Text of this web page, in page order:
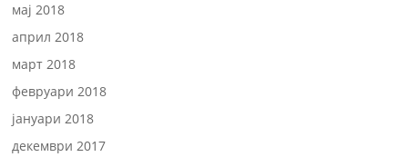
мај 2018
април 2018
март 2018
февруари 2018
јануари 2018
декември 2017